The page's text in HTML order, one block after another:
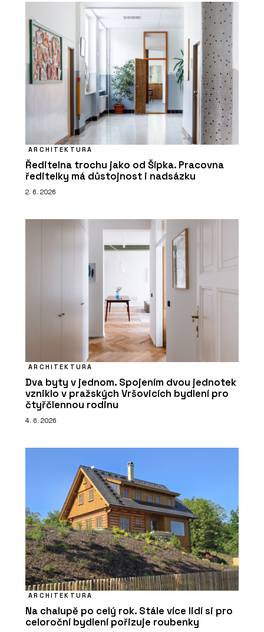
ARCHITEKTURA
Ředitelna trochu jako od Šípka. Pracovna
ředitelky má důstojnost i nadsázku
2. 6. 2026
ARCHITEKTURA
Dva byty v jednom. Spojením dvou jednotek
vzniklo v pražských Vršovicích bydlení pro
čtyřčlennou rodinu
4. 6. 2026
ARCHITEKTURA
Na chalupě po celý rok. Stále více lidí si pro
celoroční bydlení pořizuje roubenky